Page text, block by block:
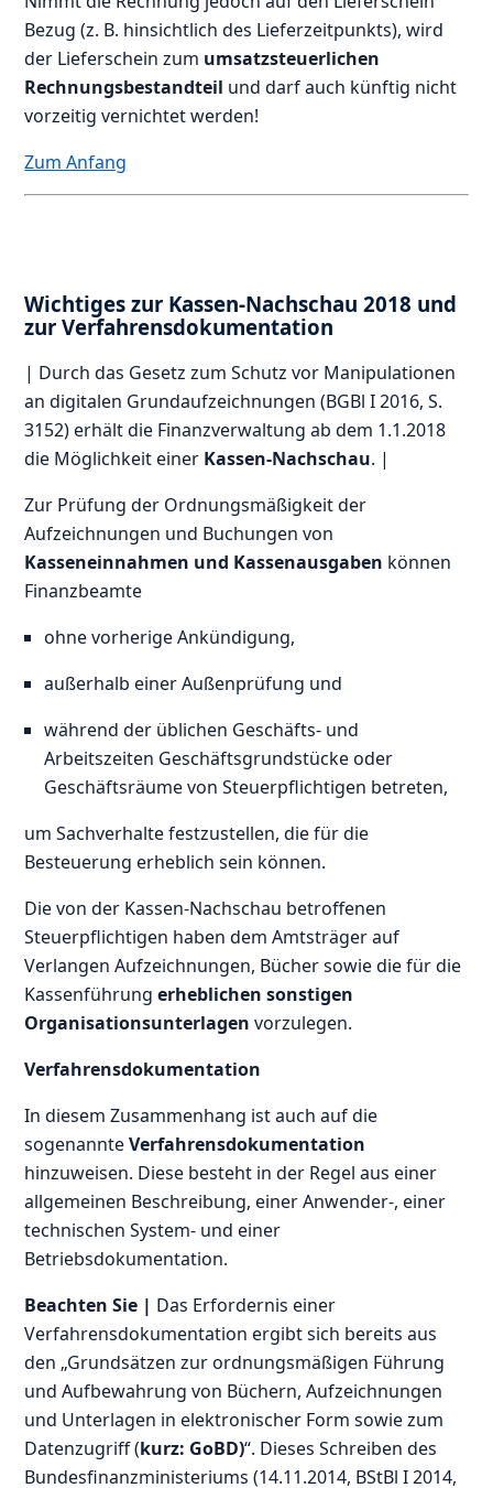
Bezug (z. B. hinsichtlich des Lieferzeitpunkts), wird
der Lieferschein zum umsatzsteuerlichen
Rechnungsbestandteil und darf auch künftig nicht
vorzeitig vernichtet werden!
Zum Anfang
Wichtiges zur Kassen-Nachschau 2018 und
zur Verfahrensdokumentation
| Durch das Gesetz zum Schutz vor Manipulationen
an digitalen Grundaufzeichnungen (BGBl I 2016, S.
3152) erhält die Finanzverwaltung ab dem 1.1.2018
die Möglichkeit einer Kassen-Nachschau. |
Zur Prüfung der Ordnungsmäßigkeit der
Aufzeichnungen und Buchungen von
Kasseneinnahmen und Kassenausgaben können
Finanzbeamte
ohne vorherige Ankündigung,
außerhalb einer Außenprüfung und
während der üblichen Geschäfts- und
Arbeitszeiten Geschäftsgrundstücke oder
Geschäftsräume von Steuerpflichtigen betreten,
um Sachverhalte festzustellen, die für die
Besteuerung erheblich sein können.
Die von der Kassen-Nachschau betroffenen
Steuerpflichtigen haben dem Amtsträger auf
Verlangen Aufzeichnungen, Bücher sowie die für die
Kassenführungerheblichen sonstigen
Organisationsunterlagen vorzulegen.
Verfahrensdokumentation
In diesem Zusammenhang ist auch auf die
sogenannteVerfahrensdokumentation
hinzuweisen. Diese besteht in der Regel aus einer
allgemeinen Beschreibung, einer Anwender-, einer
technischen System- und einer
Betriebsdokumentation.
Beachten Sie | Das Erfordernis einer
Verfahrensdokumentation ergibt sich bereits aus
den „Grundsätzen zur ordnungsmäßigen Führung
und Aufbewahrung von Büchern, Aufzeichnungen
und Unterlagen in elektronischer Form sowie zum
Datenzugriff (kurz: GoBD)“. Dieses Schreiben des
Bundesfinanzministeriums (14.11.2014, BStBl I 2014,